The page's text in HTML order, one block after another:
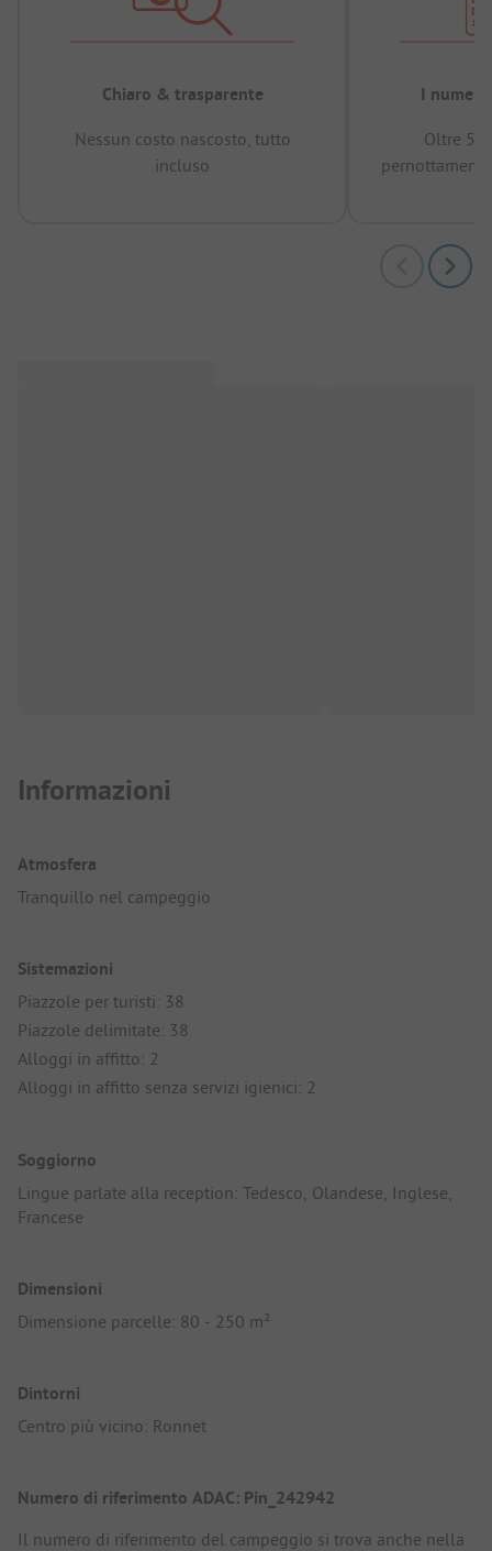
Chiaro & trasparente
Nessun costo nascosto, tutto
incluso
I numeri
Oltre
Informazioni
Atmosfera
Tranquillo nel campeggio
Sistemazioni
Piazzole per turisti: 38
Piazzole delimitate: 38
Alloggi in affitto: 2
Alloggi in affitto senza servizi igienici: 2
Soggiorno
Lingue parlate alla reception: Tedesco, Olandese, Inglese,
Francese
Dimensioni
Dimensione parcelle: 80 - 250 m²
Dintorni
Centro più vicino: Ronnet
Numero di riferimento ADAC: Pin_242942
Il numero di riferimento del campeggio si trova anche nella